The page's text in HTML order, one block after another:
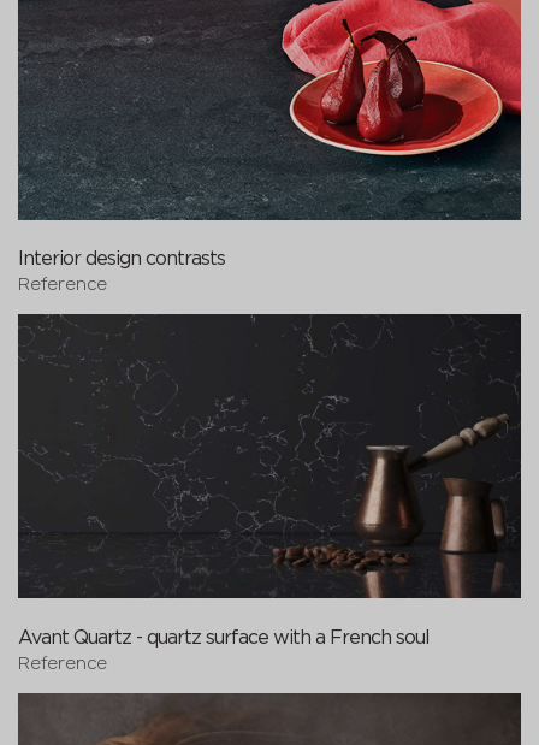
Interior design contrasts
Reference
Avant Quartz - quartz surface with a French soul
Reference